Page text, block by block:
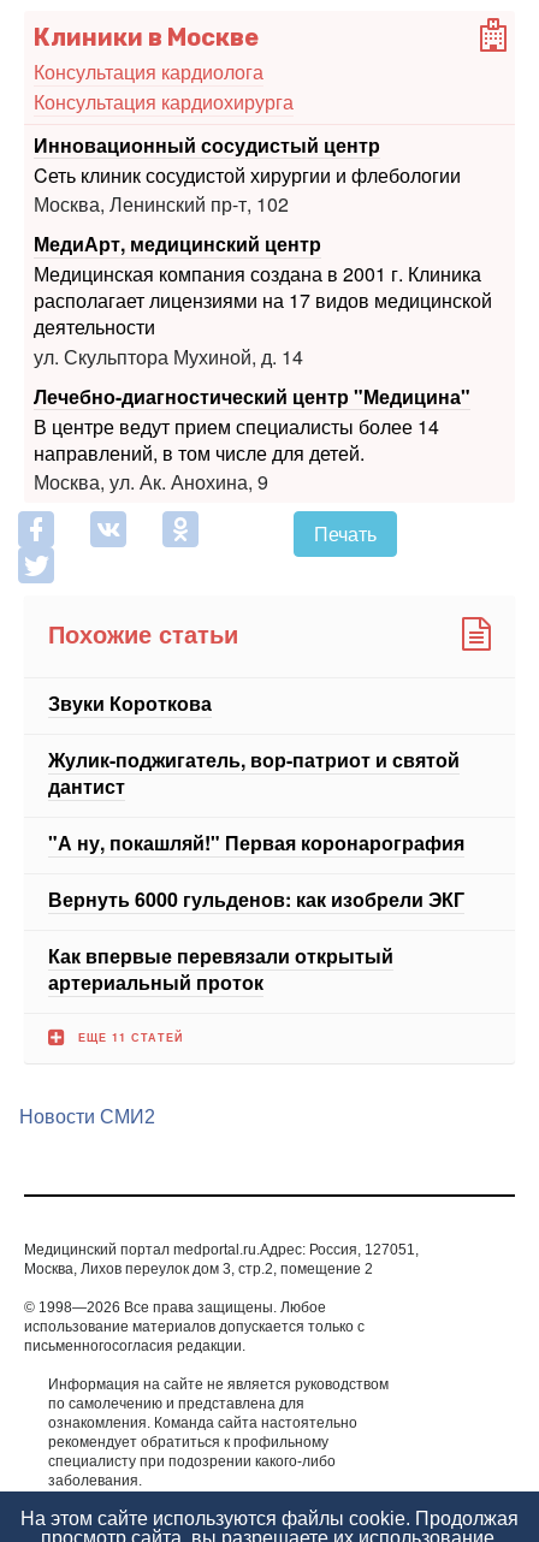
Консультация кардиохирурга
Инновационный сосудистый центр
Cеть клиник сосудистой хирургии и флебологии
Москва, Ленинский пр-т, 102
МедиАрт, медицинский центр
Медицинская компания создана в 2001 г. Клиника
располагает лицензиями на 17 видов медицинской
деятельности
ул. Скульптора Мухиной, д. 14
Лечебно-диагностический центр "Медицина"
В центре ведут прием специалисты более 14
Москва, ул. Ак. Анохина, 9
Печать
Похожие статьи
Звуки Короткова
дантист
"А ну, покашляй!" Первая коронарография
Вернуть 6000 гульденов: как изобрели ЭКГ
артериальный проток
ЕЩЕ 11 СТАТЕЙ
Новости СМИ2
Москва, Лихов переулок дом 3, стр.2, помещение 2
использование материалов допускается только с
письменногосогласия редакции.
Информация на сайте не является руководством
по самолечению и представлена для
ознакомления. Команда сайта настоятельно
специалисту при подозрении какого-либо
заболевания.
ИМЕЮТСЯ ПРОТИВОПОКАЗАНИЯ. НЕОБХОДИМА
КОНСУЛЬТАЦИЯ СПЕЦИАЛИСТА.
На этом сайте используются файлы cookie. Продолжая
просмотр сайта, вы разрешаете их использование.